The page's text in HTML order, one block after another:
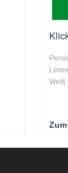
Welt|